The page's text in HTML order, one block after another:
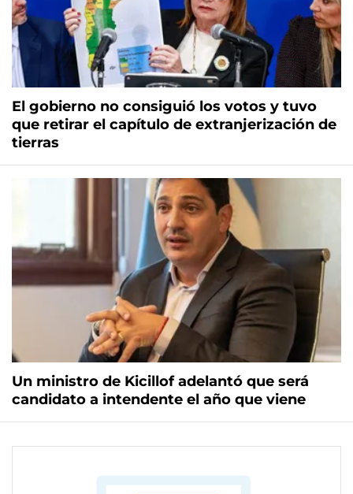
El gobierno no consiguió los votos y tuvo
que retirar el capítulo de extranjerización de
tierras
Un ministro de Kicillof adelantó que será
candidato a intendente el año que viene